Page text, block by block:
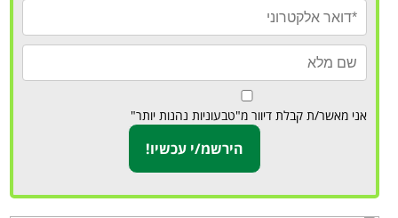
אני מאשר/ת קבלת דיוור מ"טבעוניות נהנות יותר"